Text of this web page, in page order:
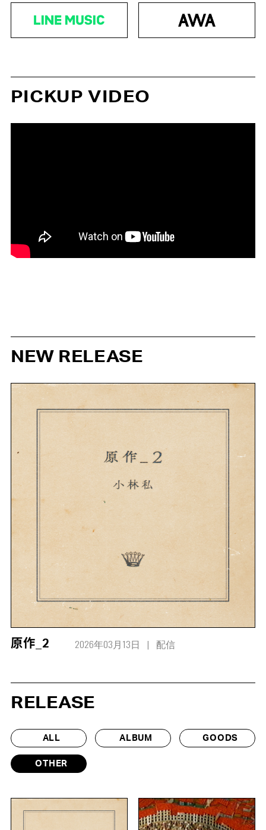
PICKUP VIDEO
NEW RELEASE
原作_2 2026年03月13日 配信
RELEASE
ALL ALBUM GOODS
OTHER